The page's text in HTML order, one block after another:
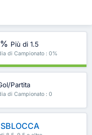
Più di 1.5
di Campionato : 0%
Partita
di Campionato : 0
SBLOCCA